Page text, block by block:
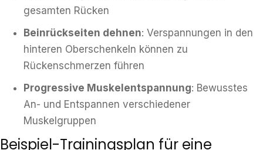
gesamten Rücken
Beinrückseiten dehnen: Verspannungen in den
hinteren Oberschenkeln können zu
Rückenschmerzen führen
Progressive Muskelentspannung: Bewusstes
An- und Entspannen verschiedener
Muskelgruppen
Beispiel-Trainingsplan für eine